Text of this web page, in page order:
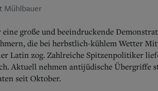
Mühlbauer
eine große und beeindruckende
die bei herbstlich-kühlem Wetter
Latin zog. Zahlreiche Spitzenpolitiker
Aktuell nehmen antijüdische Übergriffe
seit Oktober.